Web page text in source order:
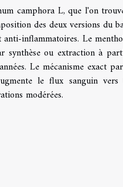
camphora L, que l'on
des deux versions du
inflammatoires. Le
synthèse ou extraction à
Le mécanisme exact
le flux sanguin
modérées.